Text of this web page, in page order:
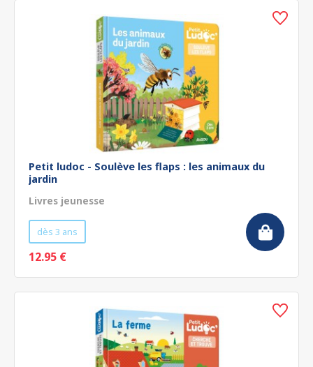
Petit ludoc - Soulève les flaps : les animaux du
jardin
Livres jeunesse
dès 3 ans
12.95 €